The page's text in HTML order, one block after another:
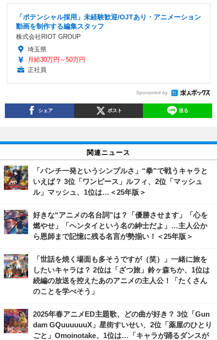
「ポテンシャル採用」未経験歓迎/OJTあり・アニメーション
動画を制作する編集スタッフ
株式会社RIOT GROUP
埼玉県
月給30万円～50万円
正社員
Sponsored by
シェア ポスト 送る
関連ニュース
「パンチ一発というシンプルさ」“拳”で戦うキャラと
いえば？ 3位「ワンピース」ルフィ、2位「マッシュ
ル」マッシュ、1位は…＜25年版＞
好きな“アニメの名台詞”は？「優勝させます」「心を
燃やせ」「ヘンタイという名の紳士だよ」…主人公か
ら恩師まで記憶に残る名言が勢揃い！＜25年版＞
「世話を焼く場面も多そうですが（笑）」一緒に旅を
したいキャラは？ 2位は「ざつ旅」鈴ヶ森ちか、1位は
続編の放送を控えたあのアニメの主人公！「たくさん
のことを学べそう」
2025年春アニメED主題歌、どの曲が好き？ 3位「Gun
dam GQuuuuuuX」星街すいせい、2位「薬屋のひとり
ごと」Omoinotake、1位は…「キャラが踊るダンスが